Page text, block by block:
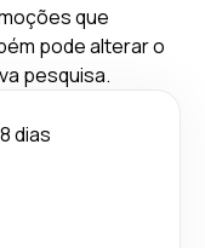
que
pode alterar o
pesquisa.
8 dias